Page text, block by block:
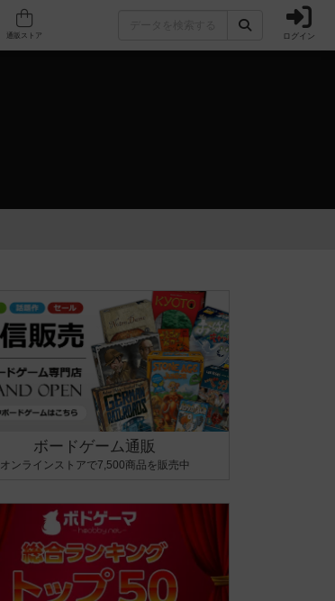
人気ボードゲーム ログイン
ボードゲーム通販
オンラインストアで7,500商品を販売中